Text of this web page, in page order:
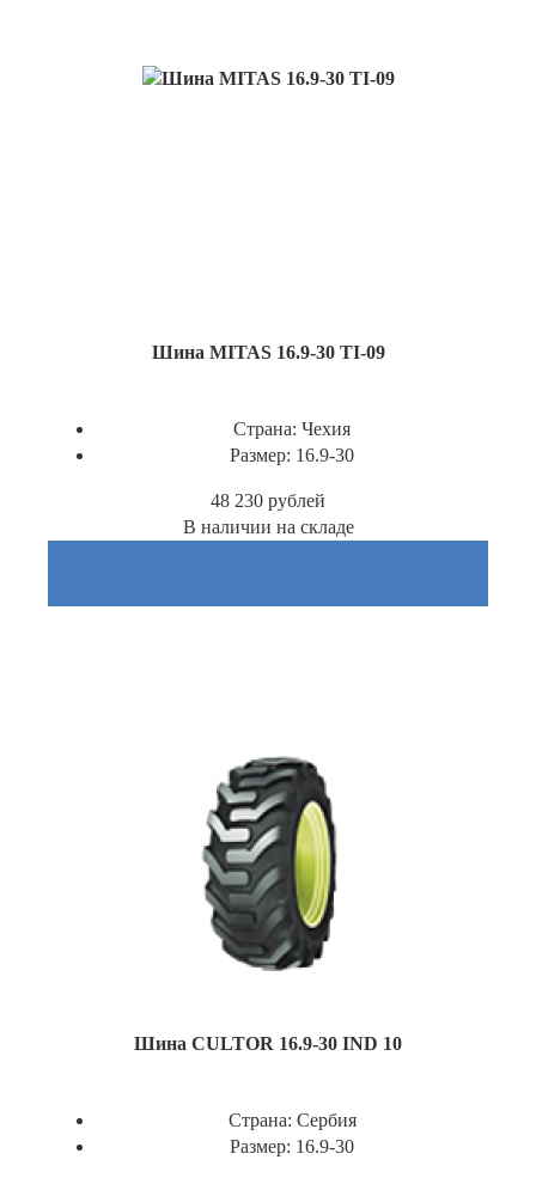
Шина MITAS 16.9-30 TI-09
Страна: Чехия
Размер: 16.9-30
48 230 рублей
В наличии на складе
Шина CULTOR 16.9-30 IND 10
Страна: Сербия
Размер: 16.9-30